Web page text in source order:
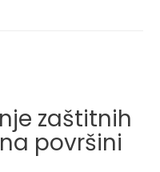
zaštitnih
površini